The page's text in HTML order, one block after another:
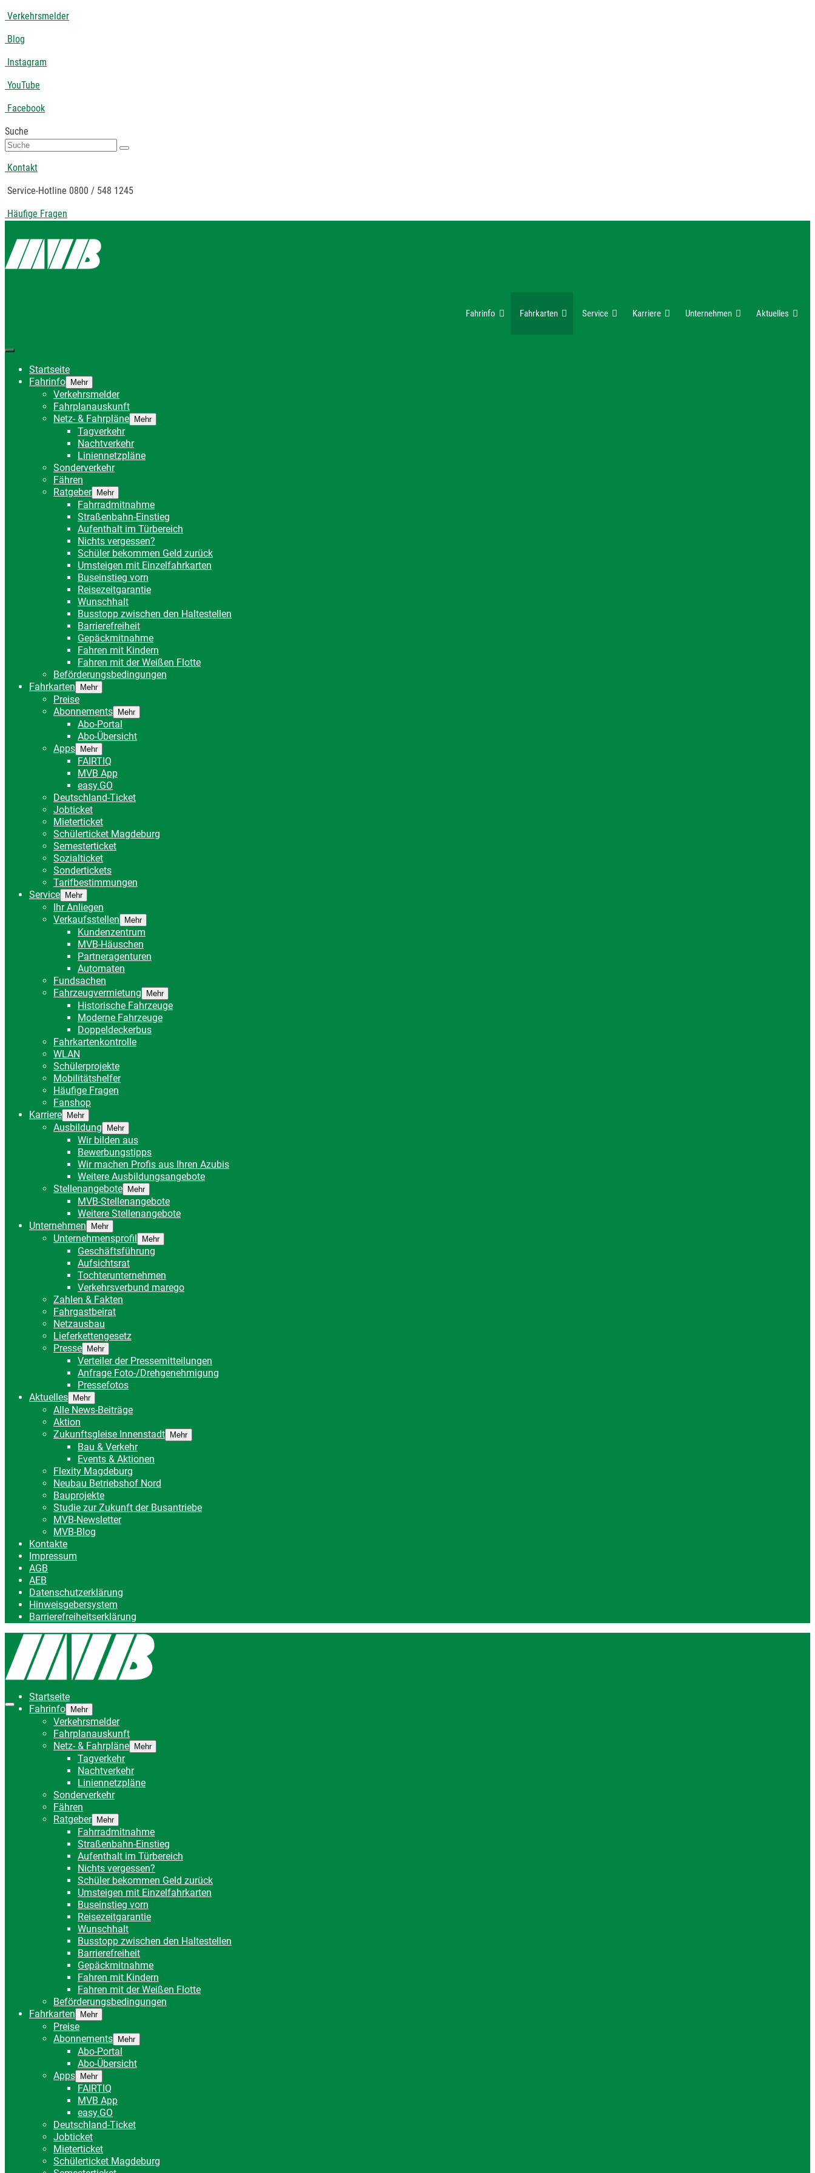
Verkehrsmelder
Blog
Instagram
YouTube
Facebook
Suche
Suche
Kontakt
Service-Hotline 0800 / 548 1245
Häufige Fragen
Fahrinfo Fahrkarten Service Karriere Unternehmen Aktuelles
Startseite
Fahrinfo
Mehr
Verkehrsmelder
Fahrplanauskunft
Netz- & Fahrpläne
Mehr
Tagverkehr
Nachtverkehr
Liniennetzpläne
Sonderverkehr
Fähren
Ratgeber
Mehr
Fahrradmitnahme
Straßenbahn-Einstieg
Aufenthalt im Türbereich
Nichts vergessen?
Schüler bekommen Geld zurück
Umsteigen mit Einzelfahrkarten
Buseinstieg vorn
Reisezeitgarantie
Wunschhalt
Busstopp zwischen den Haltestellen
Barrierefreiheit
Gepäckmitnahme
Fahren mit Kindern
Fahren mit der Weißen Flotte
Beförderungsbedingungen
Fahrkarten
Mehr
Preise
Abonnements
Mehr
Abo-Portal
Abo-Übersicht
Apps
Mehr
FAIRTIQ
MVB App
easy.GO
Deutschland-Ticket
Jobticket
Mieterticket
Schülerticket Magdeburg
Semesterticket
Sozialticket
Sondertickets
Tarifbestimmungen
Service
Mehr
Ihr Anliegen
Verkaufsstellen
Mehr
Kundenzentrum
MVB-Häuschen
Partneragenturen
Automaten
Fundsachen
Fahrzeugvermietung
Mehr
Historische Fahrzeuge
Moderne Fahrzeuge
Doppeldeckerbus
Fahrkartenkontrolle
WLAN
Schülerprojekte
Mobilitätshelfer
Häufige Fragen
Fanshop
Karriere
Mehr
Ausbildung Mehr
Wir bilden aus
Bewerbungstipps
Wir machen Profis aus Ihren Azubis
Weitere Ausbildungsangebote
Stellenangebote
Mehr
MVB-Stellenangebote
Weitere Stellenangebote
Unternehmen
Mehr
Unternehmensprofil Mehr
Geschäftsführung
Aufsichtsrat
Tochterunternehmen
Verkehrsverbund marego
Zahlen & Fakten
Fahrgastbeirat
Netzausbau
Lieferkettengesetz
Presse
Mehr
Verteiler der Pressemitteilungen
Anfrage Foto-/Drehgenehmigung
Pressefotos
Aktuelles
Mehr
Alle News-Beiträge
Aktion
Zukunftsgleise Innenstadt
Mehr
Bau & Verkehr
Events & Aktionen
Flexity Magdeburg
Neubau Betriebshof Nord
Bauprojekte
Studie zur Zukunft der Busantriebe
MVB-Newsletter
MVB-Blog
Kontakte
Impressum
AGB
AEB
Datenschutzerklärung
Hinweisgebersystem
Barrierefreiheitserklärung
Startseite
Fahrinfo
Mehr
Verkehrsmelder
Fahrplanauskunft
Netz- & Fahrpläne
Mehr
Tagverkehr
Nachtverkehr
Liniennetzpläne
Sonderverkehr
Fähren
Ratgeber
Mehr
Fahrradmitnahme
Straßenbahn-Einstieg
Aufenthalt im Türbereich
Nichts vergessen?
Schüler bekommen Geld zurück
Umsteigen mit Einzelfahrkarten
Buseinstieg vorn
Reisezeitgarantie
Wunschhalt
Busstopp zwischen den Haltestellen
Barrierefreiheit
Gepäckmitnahme
Fahren mit Kindern
Fahren mit der Weißen Flotte
Beförderungsbedingungen
Fahrkarten
Mehr
Preise
Abonnements
Mehr
Abo-Portal
Abo-Übersicht
Apps
Mehr
FAIRTIQ
MVB App
easy.GO
Deutschland-Ticket
Jobticket
Mieterticket
Schülerticket Magdeburg